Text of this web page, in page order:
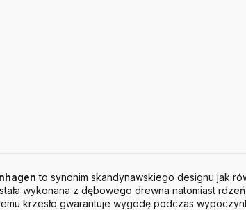
to synonim skandynawskiego designu jak
wykonana z dębowego drewna natomiast
krzesło gwarantuje wygodę podczas